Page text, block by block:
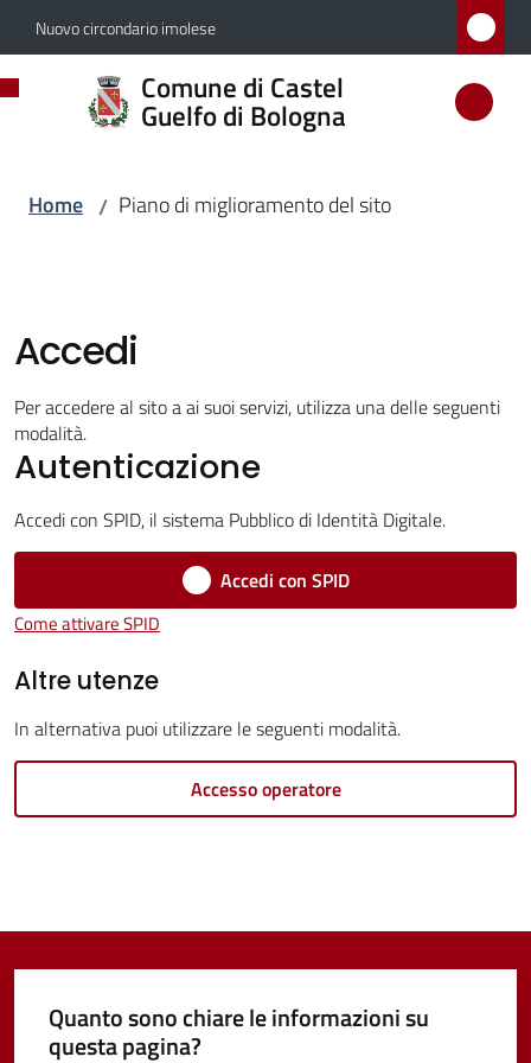
Vai al contenuto
Vai alla navigazione
Vai al footer
Nuovo circondario imolese
Comune di Castel
Guelfo di Bologna
Comune
di
di
Amministrazione
Novità
Castel
Guelfo
online
Home / Piano di miglioramento del sito
Accedi
Per accedere al sito a ai suoi servizi, utilizza una delle seguenti
modalità.
Autenticazione
Accedi con SPID, il sistema Pubblico di Identità Digitale.
Accedi con SPID
Come attivare SPID
Altre utenze
In alternativa puoi utilizzare le seguenti modalità.
Accesso operatore
Quanto sono chiare le informazioni su
questa pagina?